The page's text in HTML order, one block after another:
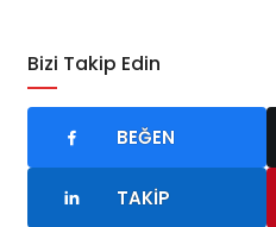
Bizi Takip Edin
BEĞEN
TAKIP